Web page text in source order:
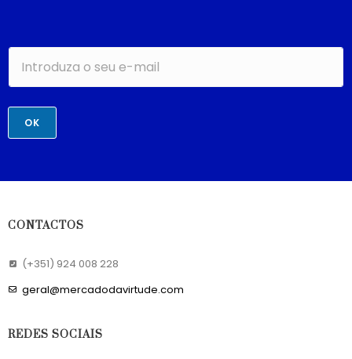
OK
CONTACTOS
(+351) 924 008 228
geral@mercadodavirtude.com
REDES SOCIAIS